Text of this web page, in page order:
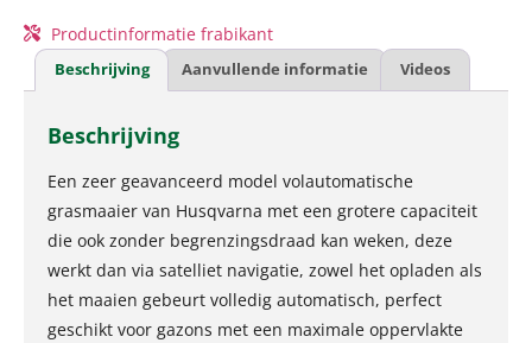
Productinformatie frabikant
Beschrijving Aanvullende informatie Videos
Beschrijving
Een zeer geavanceerd model volautomatische
grasmaaier van Husqvarna met een grotere capaciteit
die ook zonder begrenzingsdraad kan weken, deze
werkt dan via satelliet navigatie, zowel het opladen als
het maaien gebeurt volledig automatisch, perfect
geschikt voor gazons met een maximale oppervlakte